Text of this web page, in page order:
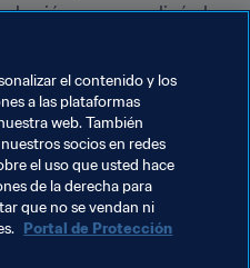
los jóvenes —explicó el
también apreciamos el
a establecer unas bases
prospere".
el contenido y los
a las plataformas
web. También
socios en redes
el uso que usted hace
de la derecha para
que no se vendan ni
Portal de Protección